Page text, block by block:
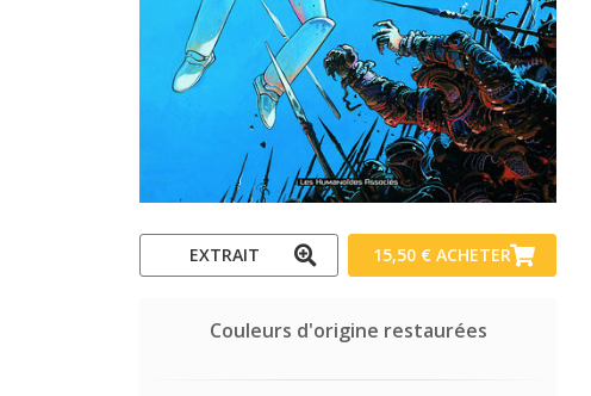
EXTRAIT 15,50 € ACHETER
Couleurs d'origine restaurées